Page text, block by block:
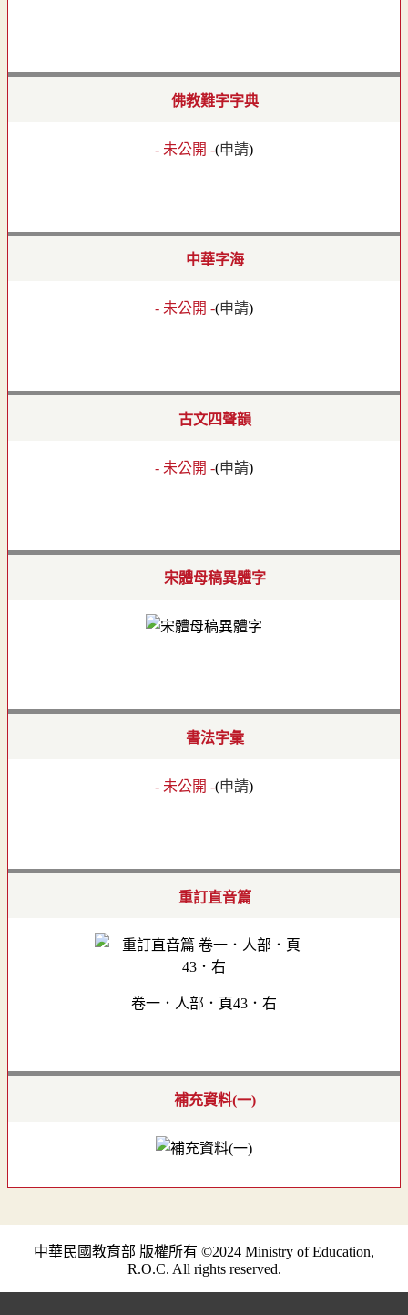
佛教難字字典
- 未公開 -(申請)
中華字海
- 未公開 -(申請)
古文四聲韻
- 未公開 -(申請)
宋體母稿異體字
書法字彙
- 未公開 -(申請)
重訂直音篇
卷一．人部．頁43．右
補充資料(一)
中華民國教育部 版權所有 ©2024 Ministry of Education,
R.O.C. All rights reserved.